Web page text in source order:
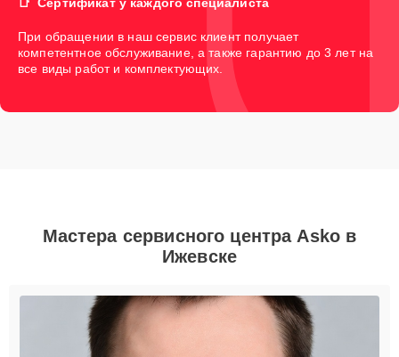
При обращении в наш сервис клиент получает
компетентное обслуживание, а также гарантию до 3 лет на
все виды работ и комплектующих.
Мастера сервисного центра Asko в
Ижевске